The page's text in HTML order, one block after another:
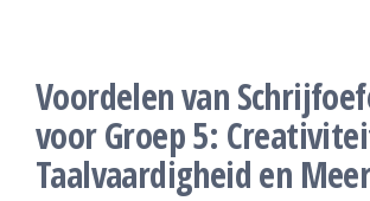
Voordelen van
voor Groep 5:
Taalvaardigheid en